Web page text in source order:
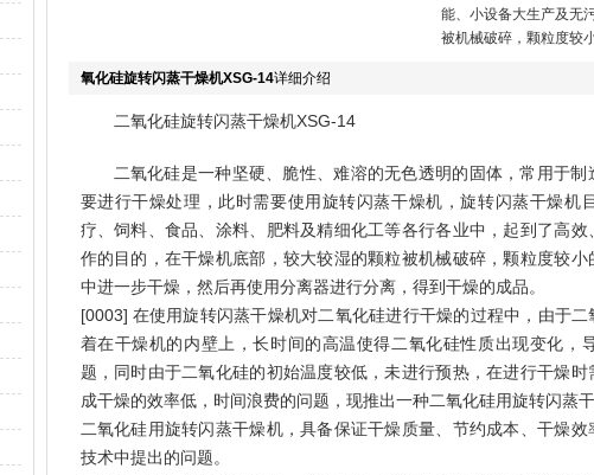
能、小设备大生产及无
被机械破碎，颗粒度较
氧化硅旋转闪蒸干燥机XSG-14详细介绍
二氧化硅旋转闪蒸干燥机XSG-14
二氧化硅是一种坚硬、脆性、难溶的无色透明的固体，常用于
要进行干燥处理，此时需要使用旋转闪蒸干燥机，旋转闪蒸干燥机
疗、饲料、食品、涂料、肥料及精细化工等各行各业中，起到了高
作的目的，在干燥机底部，较大较湿的颗粒被机械破碎，颗粒度较
中进一步干燥，然后再使用分离器进行分离，得到干燥的成品。
[0003] 在使用旋转闪蒸干燥机对二氧化硅进行干燥的过程中，由于
着在干燥机的内壁上，长时间的高温使得二氧化硅性质出现变化，
题，同时由于二氧化硅的初始温度较低，未进行预热，在进行干燥
成干燥的效率低，时间浪费的问题，现推出一种二氧化硅用旋转闪蒸干
二氧化硅用旋转闪蒸干燥机，具备保证干燥质量、节约成本、干燥
技术中提出的问题。